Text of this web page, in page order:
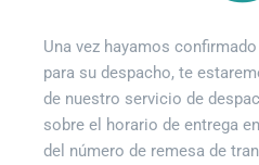
Una vez hayamos
para su despacho, te
de nuestro servicio de
sobre el horario de entrega
del número de remesa de